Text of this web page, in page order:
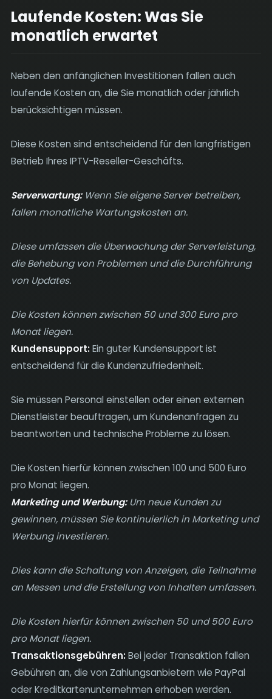
Laufende Kosten: Was Sie
monatlich erwartet
Neben den anfänglichen Investitionen fallen auch
laufende Kosten an, die Sie monatlich oder jährlich
berücksichtigen müssen.
Diese Kosten sind entscheidend für den langfristigen
Betrieb Ihres IPTV-Reseller-Geschäfts.
Serverwartung:Wenn Sie eigene Server betreiben,
fallen monatliche Wartungskosten an.
Diese umfassen die Überwachung der Serverleistung,
die Behebung von Problemen und die Durchführung
von Updates.
Die Kosten können zwischen 50 und 300 Euro pro
Monat liegen.
Kundensupport:Ein guter Kundensupport ist
entscheidend für die Kundenzufriedenheit.
Sie müssen Personal einstellen oder einen externen
Dienstleister beauftragen, um Kundenanfragen zu
beantworten und technische Probleme zu lösen.
Die Kosten hierfür können zwischen 100 und 500 Euro
pro Monat liegen.
Marketing und Werbung:Um neue Kunden zu
gewinnen, müssen Sie kontinuierlich in Marketing und
Werbung investieren.
Dies kann die Schaltung von Anzeigen, die Teilnahme
an Messen und die Erstellung von Inhalten umfassen.
Die Kosten hierfür können zwischen 50 und 500 Euro
pro Monat liegen.
Transaktionsgebühren:Bei jeder Transaktion fallen
Gebühren an, die von Zahlungsanbietern wie PayPal
oder Kreditkartenunternehmen erhoben werden.